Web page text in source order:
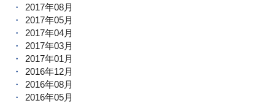
2017年08月
2017年05月
2017年04月
2017年03月
2017年01月
2016年12月
2016年08月
2016年05月